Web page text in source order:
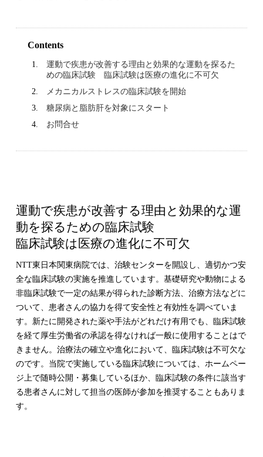
Contents
運動で疾患が改善する理由と効果的な運動を探るた
めの臨床試験 臨床試験は医療の進化に不可欠
メカニカルストレスの臨床試験を開始
糖尿病と脂肪肝を対象にスタート
お問合せ
運動で疾患が改善する理由と効果的な運
動を探るための臨床試験
臨床試験は医療の進化に不可欠
NTT東日本関東病院では、治験センターを開設し、適切かつ安
全な臨床試験の実施を推進しています。基礎研究や動物による
非臨床試験で一定の結果が得られた診断方法、治療方法などに
ついて、患者さんの協力を得て安全性と有効性を調べていま
す。新たに開発された薬や手法がどれだけ有用でも、臨床試験
を経て厚生労働省の承認を得なければ一般に使用することはで
きません。治療法の確立や進化において、臨床試験は不可欠な
のです。当院で実施している臨床試験については、ホームペー
ジ上で随時公開・募集しているほか、臨床試験の条件に該当す
る患者さんに対して担当の医師が参加を推奨することもありま
す。